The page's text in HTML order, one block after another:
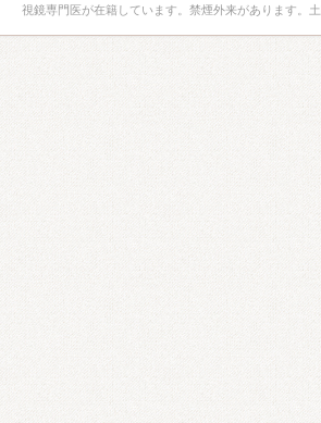
視鏡専門医が在籍しています。禁煙外来があります。